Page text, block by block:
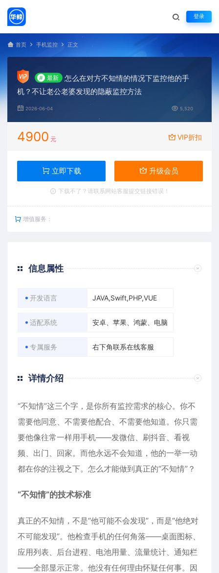
登录
首页 手机监控 正文
# 最新
怎么在对方不知情的情况下监控他的手
机？不让老公老婆发现的隐蔽监控方法
2026-06-04 5,520
4900 元 VIP折扣
立即下载 升级会员
下载不了？请联系网站客服提交链接错误！
增值服务：
信息属性
开发语言 JAVA,Swift,PHP,VUE
适配系统 安卓、苹果、鸿蒙、电脑
专属服务 右下角联系在线客服
详情介绍
“不知情”这三个字，是你所有监控需求的核心。你不
需要他同意、不需要他配合、不需要他知道。你只需
要他像往常一样用手机——发微信、刷抖音、看视
频、出门、回家。而他永远不会知道，他的一举一动
都在你的注视之下。怎么才能做到真正的“不知情”？
“不知情”的技术标准
真正的不知情，不是“他可能不会发现”，而是“他绝对
不可能发现”。他检查手机的任何角落——桌面图标、
应用列表、后台进程、电池用量、流量统计、通知栏
——全部显示正常。他没有任何理由怀疑任何事。因